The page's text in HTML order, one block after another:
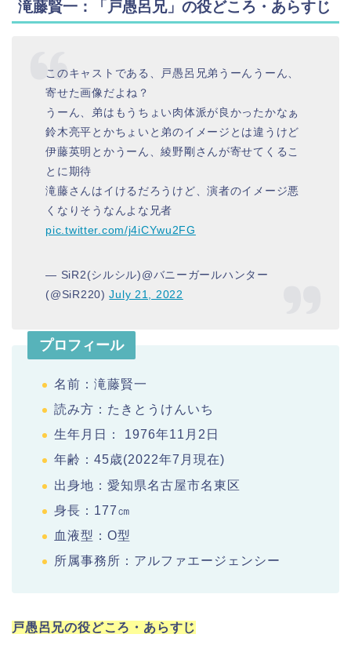
滝藤賢一：「戸愚呂兄」の役どころ・あらすじ
このキャストである、戸愚呂兄弟うーんうーん、
寄せた画像だよね？
うーん、弟はもうちょい肉体派が良かったかなぁ
鈴木亮平とかちょいと弟のイメージとは違うけど
伊藤英明とかうーん、綾野剛さんが寄せてくるこ
とに期待
滝藤さんはイけるだろうけど、演者のイメージ悪
くなりそうなんよな兄者
pic.twitter.com/j4iCYwu2FG
— SiR2(シルシル)@バニーガールハンター
(@SiR220)July 21, 2022
プロフィール
名前：滝藤賢一
読み方：たきとうけんいち
生年月日： 1976年11月2日
年齢：45歳(2022年7月現在)
出身地：愛知県名古屋市名東区
身長：177㎝
血液型：O型
所属事務所：アルファエージェンシー
戸愚呂兄の役どころ・あらすじ